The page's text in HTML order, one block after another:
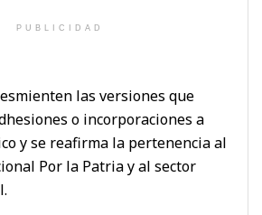
PUBLICIDAD
las versiones que
o incorporaciones a
y se reafirma la pertenencia al
Por la Patria y al sector